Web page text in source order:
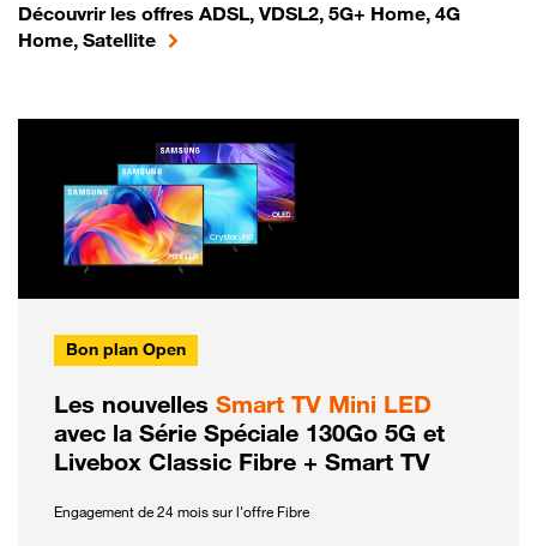
Découvrir les offres ADSL, VDSL2, 5G+ Home, 4G
Home, Satellite
Bon plan Open
Les nouvelles Smart TV Mini LED
avec la Série Spéciale 130Go 5G et
Livebox Classic Fibre + Smart TV
Engagement de 24 mois sur l'offre Fibre